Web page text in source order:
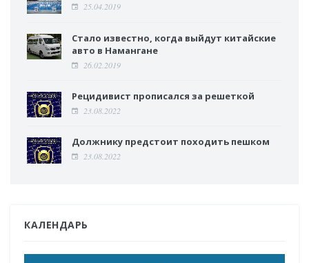
25.04.2019
Стало известно, когда выйдут китайские
авто в Намангане
26.02.2019
Рецидивист прописался за решеткой
23.08.2022
Должнику предстоит походить пешком
23.08.2022
КАЛЕНДАРЬ